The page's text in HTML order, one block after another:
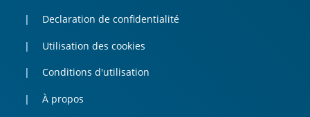
Declaration de confidentialité
Utilisation des cookies
Conditions d'utilisation
À propos